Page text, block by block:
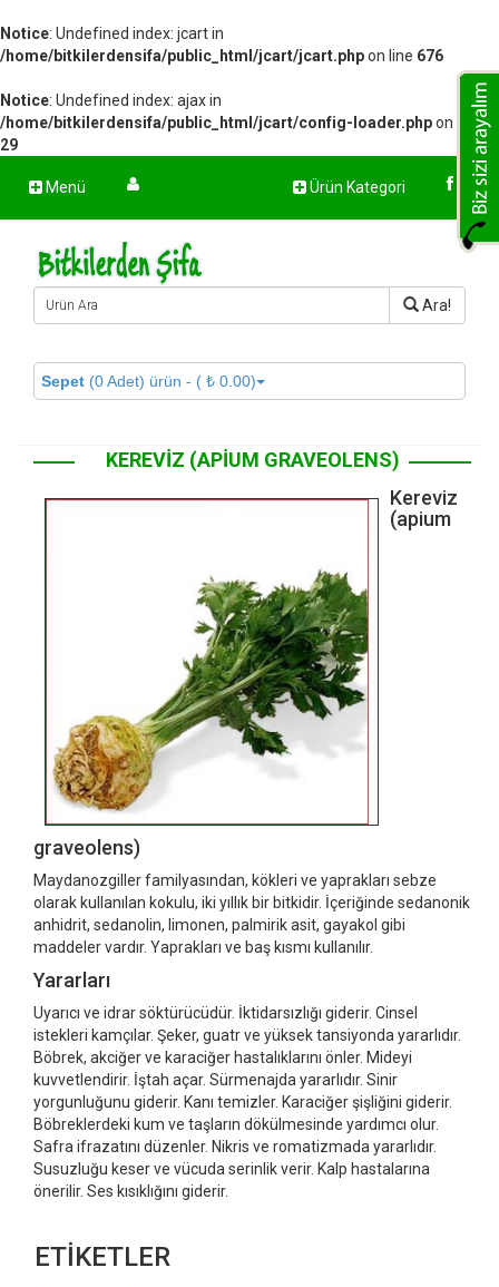
Notice: Undefined index: jcart in
/home/bitkilerdensifa/public_html/jcart/jcart.phpon line 676
Notice: Undefined index: ajax in
/home/bitkilerdensifa/public_html/jcart/config-loader.phpon line
29
Menü Ürün Kategori
Ara!
Sepet (0 Adet) ürün - ( ₺ 0.00)
KEREVIZ (APIUM GRAVEOLENS)
Kereviz
(apium
graveolens)
Maydanozgiller familyasından, kökleri ve yaprakları sebze
olarak kullanılan kokulu, iki yıllık bir bitkidir. İçeriğinde sedanonik
anhidrit, sedanolin, limonen, palmirik asit, gayakol gibi
maddeler vardır. Yaprakları ve baş kısmı kullanılır.
Yararları
Uyarıcı ve idrar söktürücüdür. İktidarsızlığı giderir. Cinsel
istekleri kamçılar. Şeker, guatr ve yüksek tansiyonda yararlıdır.
Böbrek, akciğer ve karaciğer hastalıklarını önler. Mideyi
kuvvetlendirir. İştah açar. Sürmenajda yararlıdır. Sinir
yorgunluğunu giderir. Kanı temizler. Karaciğer şişliğini giderir.
Böbreklerdeki kum ve taşların dökülmesinde yardımcı olur.
Safra ifrazatını düzenler. Nikris ve romatizmada yararlıdır.
Susuzluğu keser ve vücuda serinlik verir. Kalp hastalarına
önerilir. Ses kısıklığını giderir.
ETİKETLER